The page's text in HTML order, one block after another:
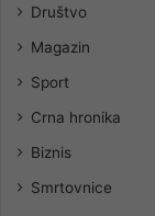
Društvo
Magazin
Sport
Crna hronika
Biznis
Smrtovnice